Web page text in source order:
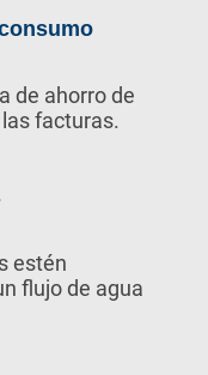
de ahorro de
facturas.
estén
flujo de agua